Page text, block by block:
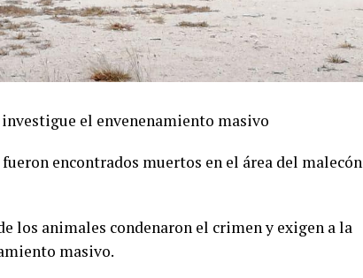
el envenenamiento masivo
encontrados muertos en el área del malecón
los animales condenaron el crimen y exigen a la
masivo.